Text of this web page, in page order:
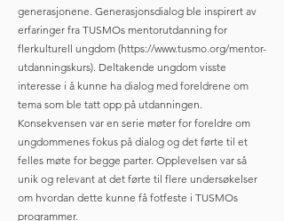
generasjonene. Generasjonsdialog ble inspirert av
erfaringer fra TUSMOs mentorutdanning for
flerkulturell ungdom (https://www.tusmo.org/mentor-
utdanningskurs). Deltakende ungdom visste
interesse i å kunne ha dialog med foreldrene om
tema som ble tatt opp på utdanningen.
Konsekvensen var en serie møter for foreldre om
ungdommenes fokus på dialog og det førte til et
felles møte for begge parter. Opplevelsen var så
unik og relevant at det førte til flere undersøkelser
om hvordan dette kunne få fotfeste i TUSMOs
programmer.